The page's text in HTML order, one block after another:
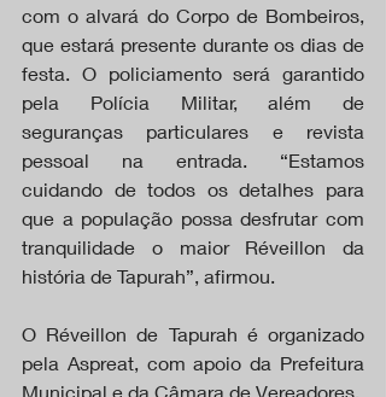
com o alvará do Corpo de Bombeiros,
que estará presente durante os dias de
festa. O policiamento será garantido
pela Polícia Militar, além de
seguranças particulares e revista
pessoal na entrada. “Estamos
cuidando de todos os detalhes para
que a população possa desfrutar com
tranquilidade o maior Réveillon da
história de Tapurah”, afirmou.
O Réveillon de Tapurah é organizado
pela Aspreat, com apoio da Prefeitura
Municipal e da Câmara de Vereadores.